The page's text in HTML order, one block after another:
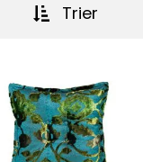
Trier